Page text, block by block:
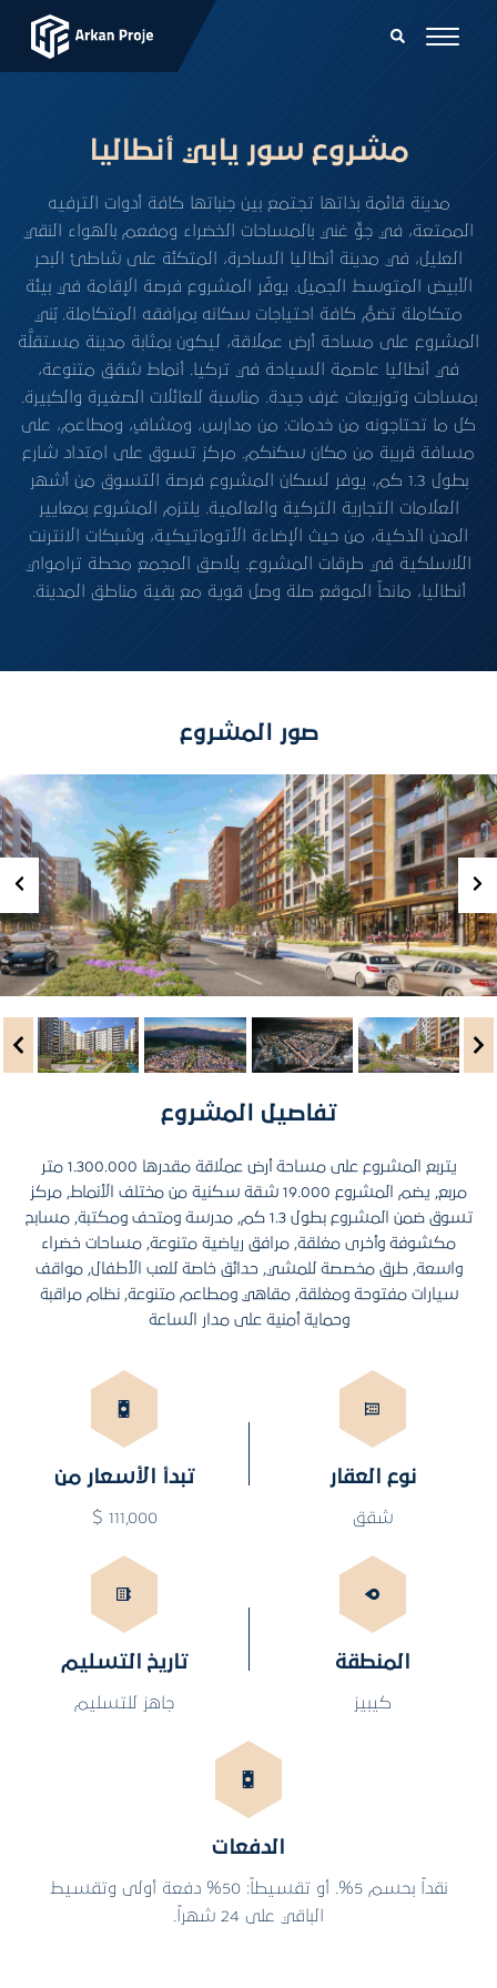
مشروع سور يابي أنطاليا
مدينة قائمة بذاتها تجتمع بين جنباتها كافة أدوات الترفيه
الممتعة، في جوٍّ غني بالمساحات الخضراء ومفعم بالهواء النقي
العليل، في مدينة أنطاليا الساحرة، المتكئة على شاطئ البحر
الأبيض المتوسط الجميل. يوفّر المشروع فرصة الإقامة في بيئة
متكاملة تضمُّ كافة احتياجات سكانه بمرافقه المتكاملة. بُني
المشروع على مساحة أرض عملاقة، ليكون بمثابة مدينة مستقلَّة
في أنطاليا عاصمة السياحة في تركيا. أنماط شقق متنوعة،
بمساحات وتوزيعات غرف جيدة. مناسبة للعائلات الصغيرة والكبيرة.
كل ما تحتاجونه من خدمات: من مدارس، ومشافٍ، ومطاعم، على
مسافة قريبة من مكان سكنكم. مركز تسوق على امتداد شارع
بطول 1.3 كم، يوفر لسكان المشروع فرصة التسوق من أشهر
العلامات التجارية التركية والعالمية. يلتزم المشروع بمعايير
المدن الذكية، من حيث الإضاءة الأتوماتيكية، وشبكات الانترنت
اللاسلكية في طرقات المشروع. يلاصق المجمع محطة ترامواي
أنطاليا، مانحاً الموقع صلة وصل قوية مع بقية مناطق المدينة.
صور المشروع
تفاصيل المشروع
يتربع المشروع على مساحة أرض عملاقة مقدرها 1.300.000 متر
مربع, يضم المشروع 19.000 شقة سكنية من مختلف الأنماط, مركز
تسوق ضمن المشروع بطول 1.3 كم, مدرسة ومتحف ومكتبة, مسابح
مكشوفة وأخرى مغلقة, مرافق رياضية متنوعة, مساحات خضراء
واسعة, طرق مخصصة للمشي, حدائق خاصة للعب الأطفال, مواقف
سيارات مفتوحة ومغلقة, مقاهي ومطاعم متنوعة, نظام مراقبة
وحماية أمنية على مدار الساعة
نوع العقار
شقق
تبدأ الأسعار من
111,000 $
المنطقة
كيبيز
تاريخ التسليم
جاهز للتسليم
الدفعات
نقداً بحسم 5%. أو تقسيطاً: 50% دفعة أولى وتقسيط
الباقي على 24 شهراً.